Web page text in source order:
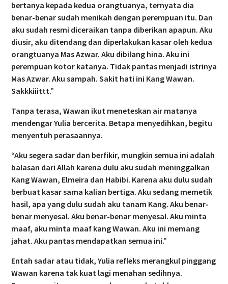
bertanya kepada kedua orangtuanya, ternyata dia
benar-benar sudah menikah dengan perempuan itu. Dan
aku sudah resmi diceraikan tanpa diberikan apapun. Aku
diusir, aku ditendang dan diperlakukan kasar oleh kedua
orangtuanya Mas Azwar. Aku dibilang hina. Aku ini
perempuan kotor katanya. Tidak pantas menjadi istrinya
Mas Azwar. Aku sampah. Sakit hati ini Kang Wawan.
Sakkkiiittt.”
Tanpa terasa, Wawan ikut meneteskan air matanya
mendengar Yulia bercerita. Betapa menyedihkan, begitu
menyentuh perasaannya.
“Aku segera sadar dan berfikir, mungkin semua ini adalah
balasan dari Allah karena dulu aku sudah meninggalkan
Kang Wawan, Elmeira dan Habibi. Karena aku dulu sudah
berbuat kasar sama kalian bertiga. Aku sedang memetik
hasil, apa yang dulu sudah aku tanam Kang. Aku benar-
benar menyesal. Aku benar-benar menyesal. Aku minta
maaf, aku minta maaf kang Wawan. Aku ini memang
jahat. Aku pantas mendapatkan semua ini.”
Entah sadar atau tidak, Yulia refleks merangkul pinggang
Wawan karena tak kuat lagi menahan sedihnya.